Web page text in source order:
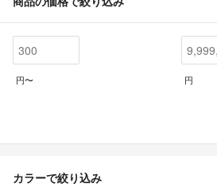
円〜 円
カラーで絞り込み